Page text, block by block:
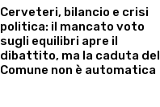
Cerveteri, bilancio e crisi
politica: il mancato voto
sugli equilibri apre il
dibattito, ma la caduta del
Comune non è automatica